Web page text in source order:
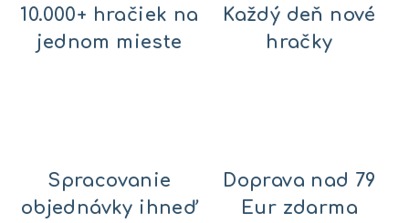
10.000+ hračiek na
jednom mieste
Každý deň nové
hračky
Spracovanie
objednávky ihneď
Doprava nad 79
Eur zdarma